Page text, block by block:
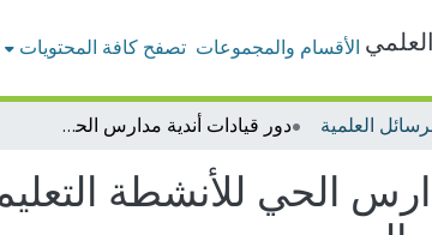
الأقسام والمجموعات تصفح كافة المحتويات
العلمية دور قيادات أندية مدارس الحي للأنشطة التعليمية والترويحية في تنمية قيمة الانتماء الوطني لدى الشباب السعودي
الحي للأنشطة